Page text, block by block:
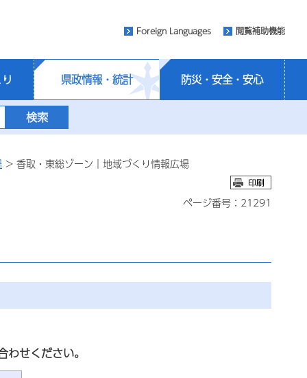
Foreign Languages 閲覧補助機能
県政情報・統計 防災・安全・安心
> 香取・東総ゾーン｜地域づくり情報広場
ページ番号：21291
せください。